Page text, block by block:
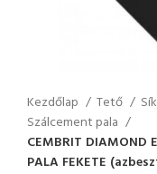
Kezdőlap Tető
Szálcement pala
CEMBRIT DIAMOND
PALA FEKETE